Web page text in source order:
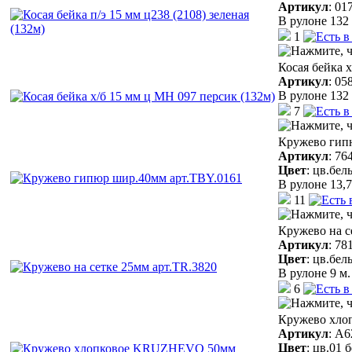
Артикул:
В рулоне
1
Косая бейка
Артикул:
В рулоне
7
Кружево
Артикул:
Цвет:
В рулоне
11
Кружево на
Артикул:
Цвет:
В рулоне 9 м.
6
Кружево
Артикул:
Цвет: цв.01